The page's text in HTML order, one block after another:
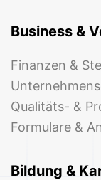
Business &
Finanzen &
Qualitäts- &
Formulare &
Bildung &